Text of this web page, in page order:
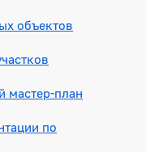
объектов
мастер-план
по